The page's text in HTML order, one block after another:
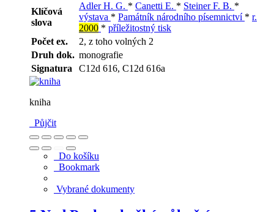
Klíčová
slova
Adler H. G. * Canetti E. * Steiner F. B. *
výstava * Památník národního písemnictví * r.
2000 * příležitostný tisk
Počet ex.
2, z toho volných 2
Druh dok. monografie
Signatura
C12d 616, C12d 616a
kniha
Půjčit
Do košíku
Bookmark
Vybrané dokumenty